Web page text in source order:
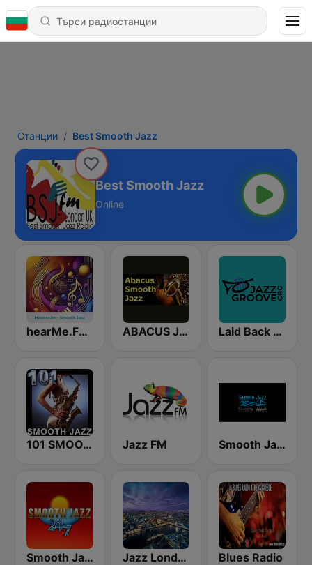
Станции Best Smooth Jazz
Best Smooth Jazz
Online
hearMe.FM Smooth Jazz ABACUS JAZZ Laid Back Jazz
101 SMOOTH JAZZ Jazz FM Smooth Jazz Smooth Wave
Smooth Jazz 247 Jazz London Radio Blues Radio